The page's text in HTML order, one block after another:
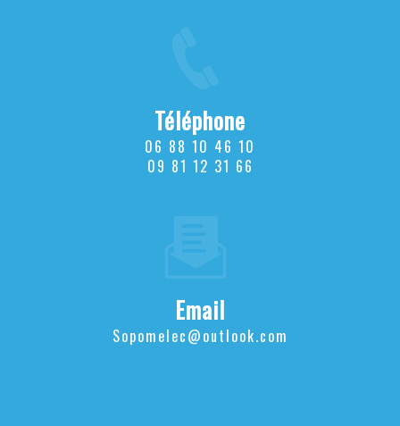
Téléphone
06 88 10 46 10
09 81 12 31 66
Email
sopomelec@outlook.com